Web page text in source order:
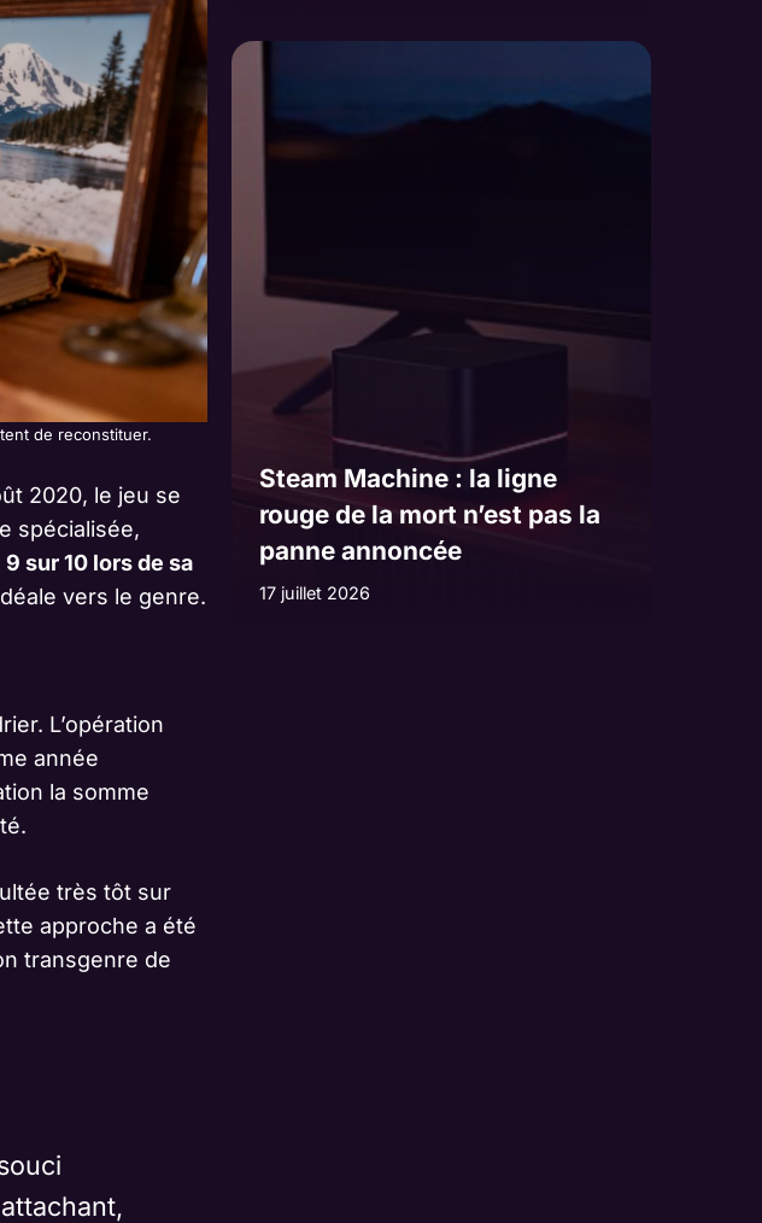
de reconstituer.
2020, le jeu se
spécialisée,
9 sur 10 lors de sa
vers le genre.
L’opération
année
la somme
très tôt sur
approche a été
transgenre de
Steam Machine : la ligne
rouge de la mort n’est pas la
panne annoncée
17 juillet 2026